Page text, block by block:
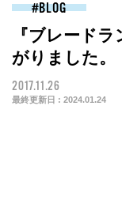
BLOG
『ブレード
がりました。
2017.11.26
最終更新日 : 2024.01.24